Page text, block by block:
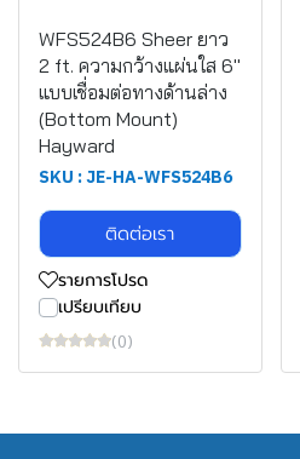
WFS524B6 Sheer ยาว
2 ft. ความกว้างแผ่นใส 6"
แบบเชื่อมต่อทางด้านล่าง
(Bottom Mount)
Hayward
SKU : JE-HA-WFS524B6
ติดต่อเรา
รายการโปรด
เปรียบเทียบ
(0)